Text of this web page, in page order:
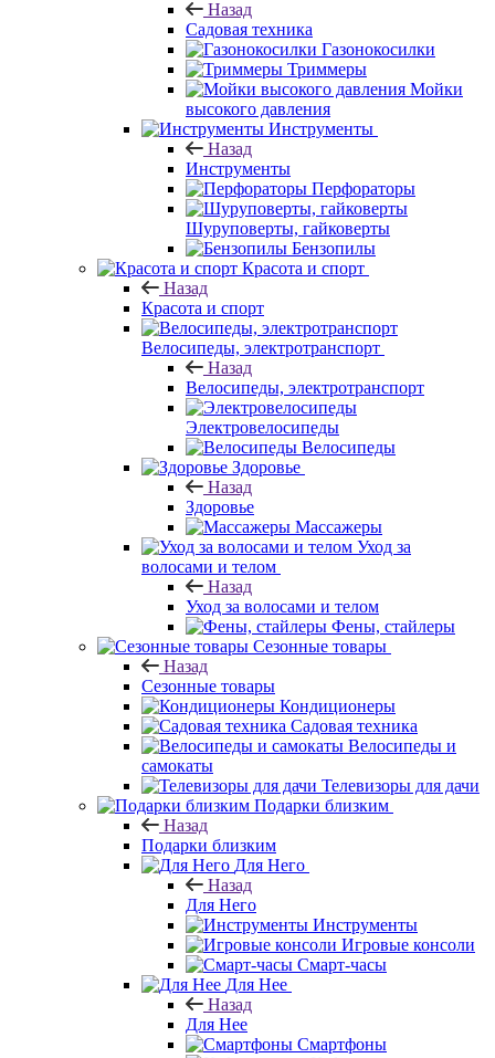
Назад
Садовая техника
Газонокосилки
Триммеры
Мойки
высокого давления
Инструменты
Назад
Инструменты
Перфораторы
Шуруповерты, гайковерты
Бензопилы
Красота и спорт
Назад
Красота и спорт
Велосипеды, электротранспорт
Назад
Велосипеды, электротранспорт
Электровелосипеды
Велосипеды
Здоровье
Назад
Здоровье
Массажеры
Уход за
волосами и телом
Назад
Уход за волосами и телом
Фены, стайлеры
Сезонные товары
Назад
Сезонные товары
Кондиционеры
Садовая техника
Велосипеды и
самокаты
Телевизоры для дачи
Подарки близким
Назад
Подарки близким
Для Него
Назад
Для Него
Инструменты
Игровые консоли
Смарт-часы
Для Нее
Назад
Для Нее
Смартфоны